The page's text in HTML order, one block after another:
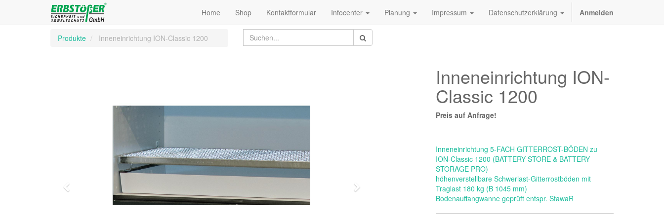
Home Shop Kontaktformular Infocenter Planung Impressum Datenschutzerklärung Anmelden
Produkte Inneneinrichtung ION-Classic 1200
Weiter
Inneneinrichtung ION-
Classic 1200
Preis auf Anfrage!
Inneneinrichtung 5-FACH GITTERROST-BÖDEN zu
ION-Classic 1200 (BATTERY STORE & BATTERY
STORAGE PRO)
höhenverstellbare Schwerlast-Gitterrostböden mit
Traglast 180 kg (B 1045 mm)
Bodenauffangwanne geprüft entspr. StawaR